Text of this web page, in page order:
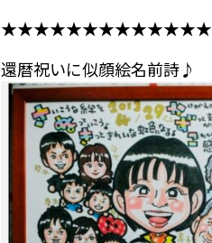
★★★★★★★★★★★★★
還暦祝いに似顔絵名前詩♪